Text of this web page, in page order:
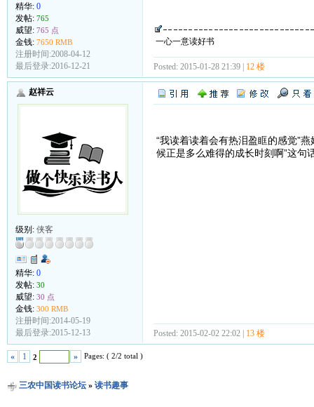
精华: 0
发帖: 765
威望: 765 点
金钱: 7650 RMB
注册时间:2008-04-12
最后登录:2016-12-21
一心一意读好书
Posted: 2015-01-28 21:39 | 12 楼
赵祥云
级别: 侠客
精华: 0
发帖: 30
威望: 30 点
金钱: 300 RMB
注册时间:2014-05-19
最后登录:2015-12-13
“我读着读着会有热泪盈眶的感觉”
候正是多么难得的成长时刻啊”这
Posted: 2015-02-02 22:02 | 13 楼
« 1 2 » Pages: ( 2/2 total )
三农中国读书论坛» 读书趣事